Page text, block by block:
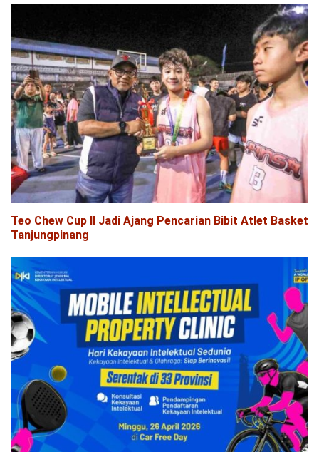
Teo Chew Cup II Jadi Ajang Pencarian Bibit Atlet Basket
Tanjungpinang